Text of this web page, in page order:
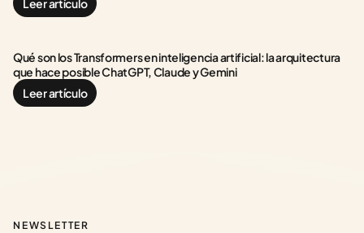
Leer artículo
Qué son los Transformers en inteligencia artificial: la arquitectura
que hace posible ChatGPT, Claude y Gemini
Leer artículo
NEWSLETTER